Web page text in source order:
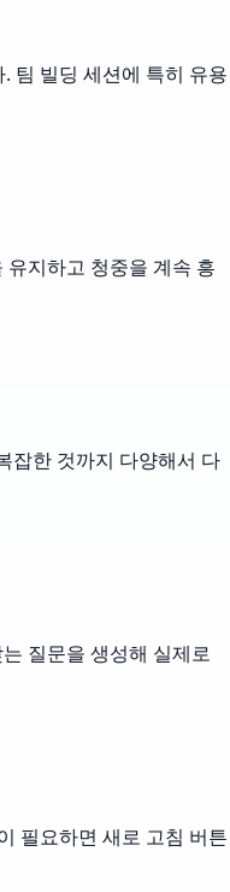
팀 빌딩 세션에 특히 유용
지하고 청중을 계속 흥
잡한 것까지 다양해서 다
질문을 생성해 실제로
필요하면 새로 고침 버튼